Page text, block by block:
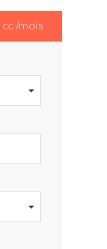
cc /mois